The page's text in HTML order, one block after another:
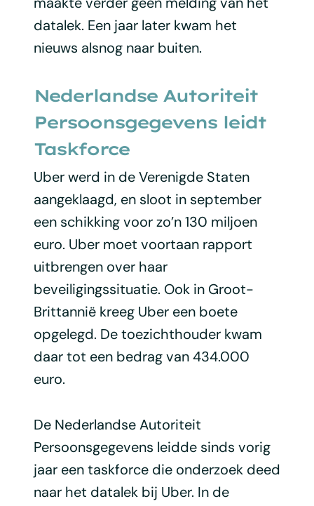
datalek. Een jaar later kwam het
nieuws alsnog naar buiten.
Nederlandse Autoriteit
Persoonsgegevens leidt
Taskforce
Uber werd in de Verenigde Staten
aangeklaagd, en sloot in september
een schikking voor zo’n 130 miljoen
euro. Uber moet voortaan rapport
uitbrengen over haar
beveiligingssituatie. Ook in Groot-
Brittannië kreeg Uber een boete
opgelegd. De toezichthouder kwam
daar tot een bedrag van 434.000
euro.
De Nederlandse Autoriteit
Persoonsgegevens leidde sinds vorig
jaar een taskforce die onderzoek deed
naar het datalek bij Uber. In de